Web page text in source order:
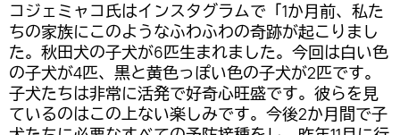
コジェミャコ氏はインスタグラムで「1か月前、私た
ちの家族にこのようなふわふわの奇跡が起こりまし
た。秋田犬の子犬が6匹生まれました。今回は白い色
の子犬が4匹、黒と黄色っぽい色の子犬が2匹です。
子犬たちは非常に活発で好奇心旺盛です。彼らを見
ているのはこの上ない楽しみです。今後2か月間で子